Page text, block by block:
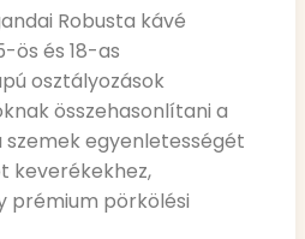
Robusta kávé
ös és 18-as
osztályozások
összehasonlítani a
egyenletességét
keverékekhez,
prémium pörkölési